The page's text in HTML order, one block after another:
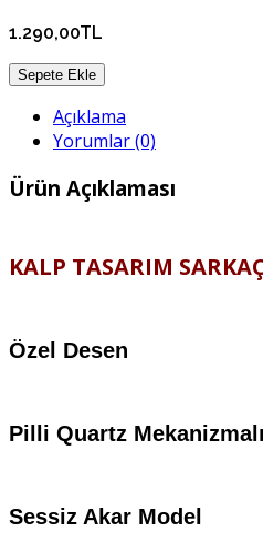
1.290,00TL
Sepete Ekle
Açıklama
Yorumlar (0)
Ürün Açıklaması
KALP TASARIM
Özel Desen
Pilli Quartz Mekanizmalı
Sessiz Akar Model